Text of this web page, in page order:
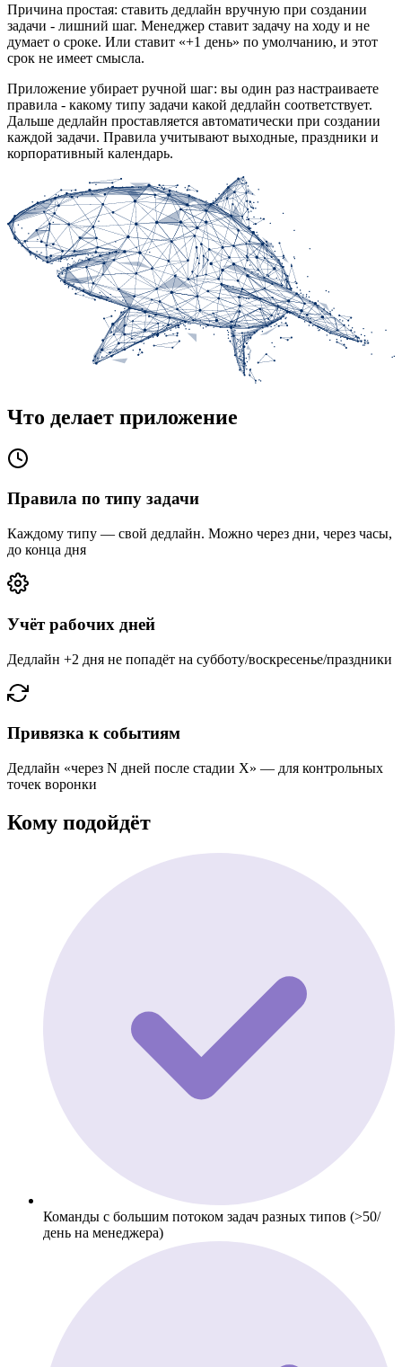
Причина простая: ставить дедлайн вручную при создании
задачи - лишний шаг. Менеджер ставит задачу на ходу и не
думает о сроке. Или ставит «+1 день» по умолчанию, и этот
срок не имеет смысла.
Приложение убирает ручной шаг: вы один раз настраиваете
правила - какому типу задачи какой дедлайн соответствует.
Дальше дедлайн проставляется автоматически при создании
каждой задачи. Правила учитывают выходные, праздники и
корпоративный календарь.
Что делает приложение
Правила по типу задачи
Каждому типу — свой дедлайн. Можно через дни, через часы,
до конца дня
Учёт рабочих дней
Дедлайн +2 дня не попадёт на субботу/воскресенье/праздники
Привязка к событиям
Дедлайн «через N дней после стадии Х» — для контрольных
точек воронки
Кому подойдёт
Команды с большим потоком задач разных типов (>50/
день на менеджера)